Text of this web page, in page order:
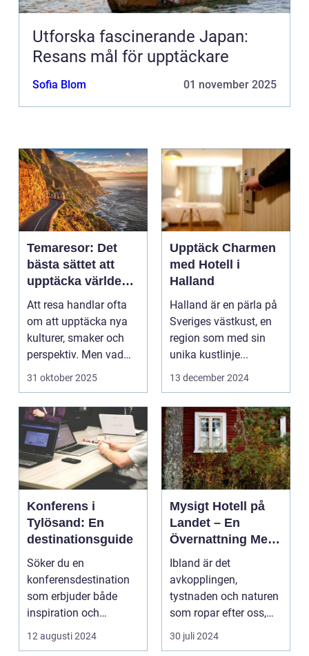
Utforska fascinerande Japan:
Resans mål för upptäckare
Sofia Blom 01 november 2025
Temaresor: Det
bästa sättet att
upptäcka världen
på
Att resa handlar ofta
om att upptäcka nya
kulturer, smaker och
perspektiv. Men vad
händer ...
31 oktober 2025
Upptäck Charmen
med Hotell i
Halland
Halland är en pärla på
Sveriges västkust, en
region som med sin
unika kustlinje...
13 december 2024
Konferens i
Tylösand: En
destinationsguide
Söker du en
konferensdestination
som erbjuder både
inspiration och
avkoppling? Tylös...
12 augusti 2024
Mysigt Hotell på
Landet – En
Övernattning Med
Charm
Ibland är det
avkopplingen,
tystnaden och naturen
som ropar efter oss,
och svaret är ofta ...
30 juli 2024